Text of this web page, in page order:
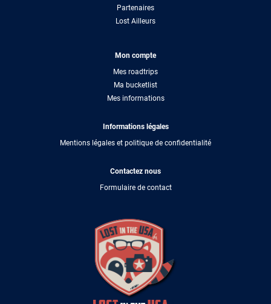
Partenaires
Lost Ailleurs
Mon compte
Mes roadtrips
Ma bucketlist
Mes informations
Informations légales
Mentions légales et politique de confidentialité
Contactez nous
Formulaire de contact